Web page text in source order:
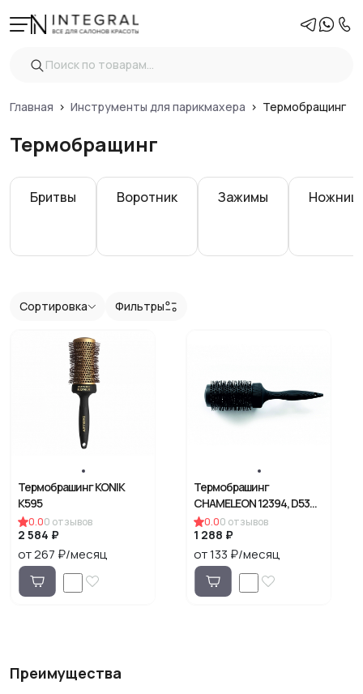
Главная Инструменты для парикмахера Термобращинг
Термобращинг
Бритвы Воротник Зажимы
Очистить
Показать
Сортировка Фильтры
Термобрашинг KONIK
K595
0.00 отзывов
2 584 ₽
от 267 ₽/месяц
Термобрашинг
CHAMELEON 12394, D53
мм0.00 отзывов
1 288 ₽
от 133 ₽/месяц
Преимущества